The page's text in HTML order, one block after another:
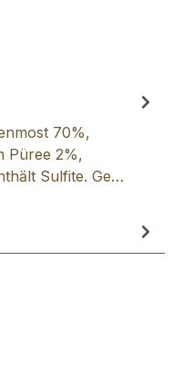
70%,
Püree 2%,
Sulfite. Ge…